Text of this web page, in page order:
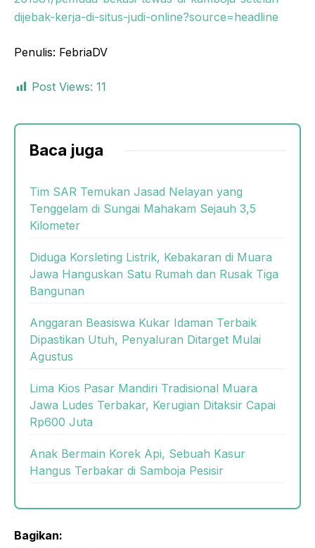
dijebak-kerja-di-situs-judi-online?source=headline
Penulis: FebriaDV
Post Views: 11
Baca juga
Tim SAR Temukan Jasad Nelayan yang
Tenggelam di Sungai Mahakam Sejauh 3,5
Kilometer
Diduga Korsleting Listrik, Kebakaran di Muara
Jawa Hanguskan Satu Rumah dan Rusak Tiga
Bangunan
Anggaran Beasiswa Kukar Idaman Terbaik
Dipastikan Utuh, Penyaluran Ditarget Mulai
Agustus
Lima Kios Pasar Mandiri Tradisional Muara
Jawa Ludes Terbakar, Kerugian Ditaksir Capai
Rp600 Juta
Anak Bermain Korek Api, Sebuah Kasur
Hangus Terbakar di Samboja Pesisir
Bagikan: